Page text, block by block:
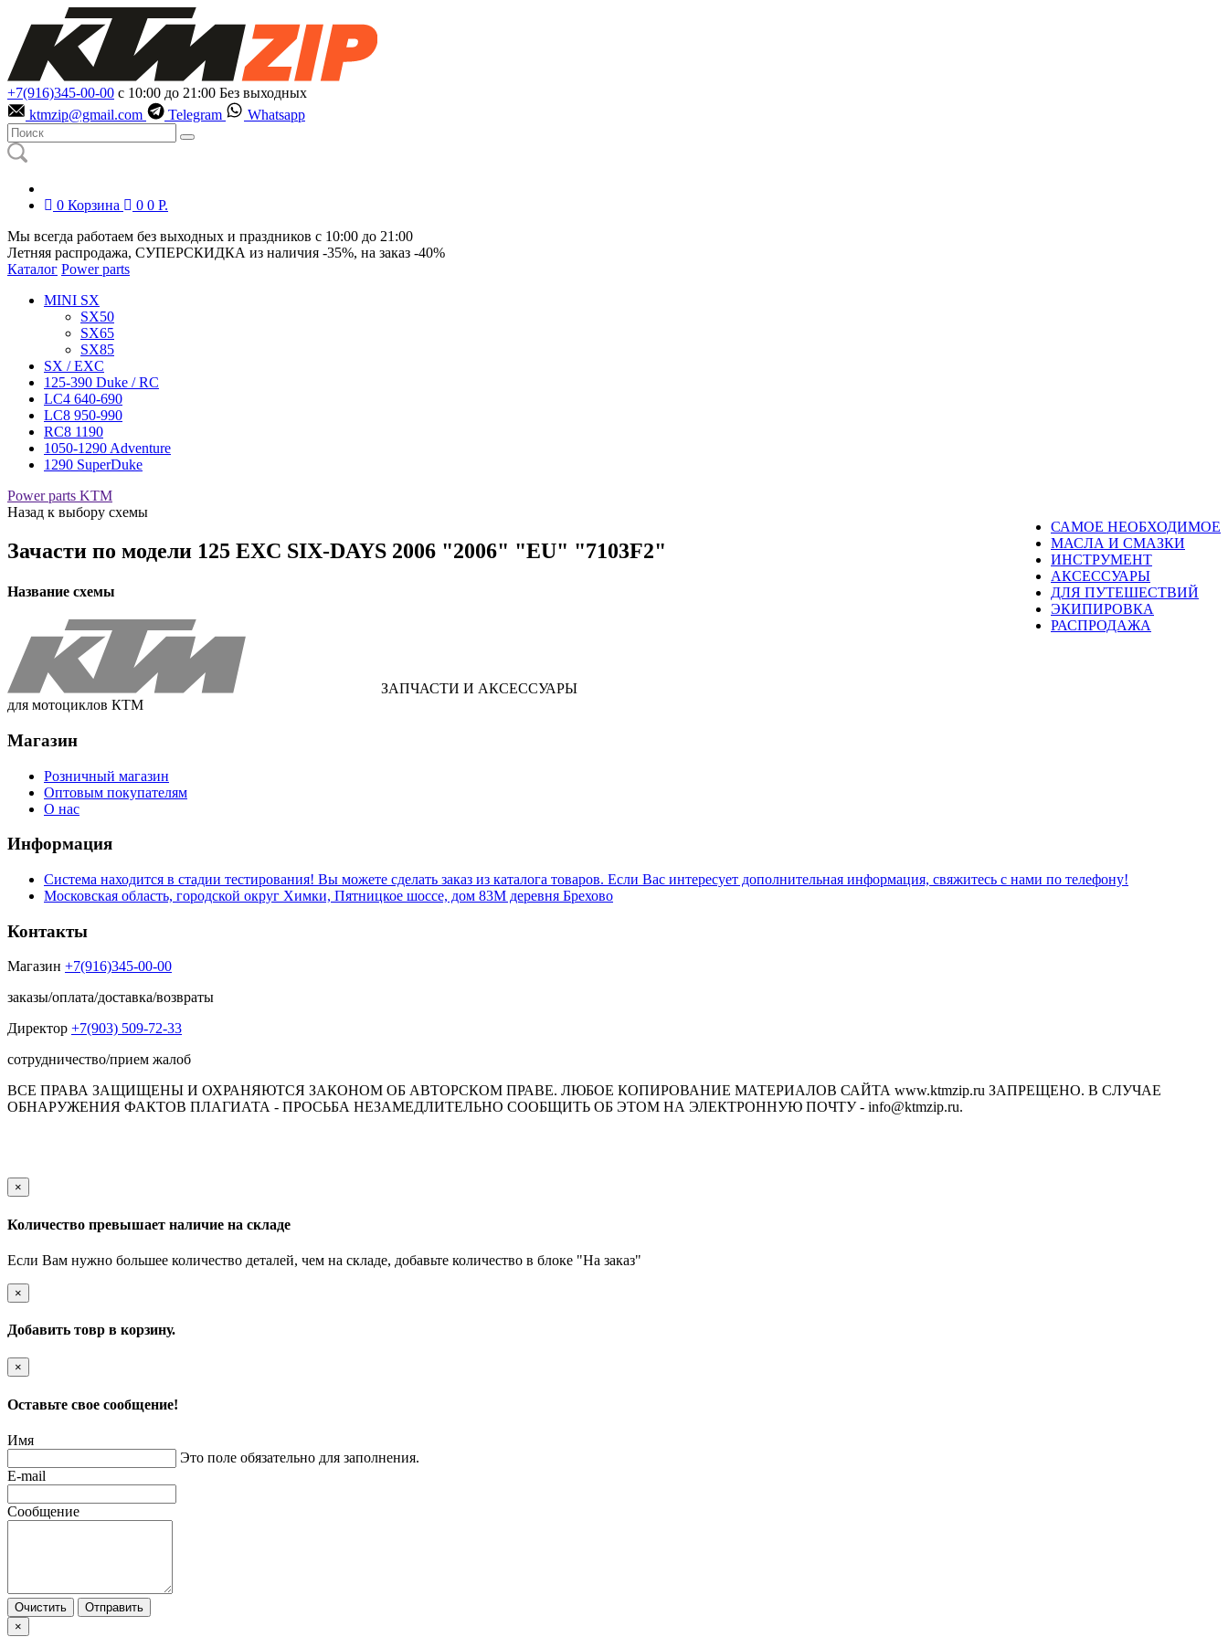
+7(916)345-00-00 с 10:00 до 21:00 Без выходных
ktmzip@gmail.com
Telegram Whatsapp
0 Корзина 0 0 Р.
Мы всегда работаем без выходных и праздников с 10:00 до 21:00
Летняя распродажа, СУПЕРСКИДКА из наличия -35%, на заказ -40%
Каталог Power parts
MINI SX
SX50
SX65
SX85
SX / EXC
125-390 Duke / RC
LC4 640-690
LC8 950-990
RC8 1190
1050-1290 Adventure
1290 SuperDuke
Power parts KTM
САМОЕ НЕОБХОДИМОЕ
МАСЛА И СМАЗКИ
ИНСТРУМЕНТ
АКСЕССУАРЫ
ДЛЯ ПУТЕШЕСТВИЙ
ЭКИПИРОВКА
РАСПРОДАЖА
Назад к выбору схемы
Зачасти по модели 125 EXC SIX-DAYS 2006 "2006" "EU" "7103F2"
Название схемы
ЗАПЧАСТИ И АКСЕССУАРЫ
для мотоциклов КТМ
Магазин
Розничный магазин
Оптовым покупателям
О нас
Информация
Система находится в стадии тестирования! Вы можете сделать заказ из каталога товаров. Если Вас интересует дополнительная информация, свяжитесь с нами по телефону!
Московская область, городской округ Химки, Пятницкое шоссе, дом 83М деревня Брехово
Контакты
Магазин +7(916)345-00-00
заказы/оплата/доставка/возвраты
Директор +7(903) 509-72-33
сотрудничество/прием жалоб
ВСЕ ПРАВА ЗАЩИЩЕНЫ И ОХРАНЯЮТСЯ ЗАКОНОМ ОБ АВТОРСКОМ ПРАВЕ. ЛЮБОЕ КОПИРОВАНИЕ МАТЕРИАЛОВ САЙТА www.ktmzip.ru ЗАПРЕЩЕНО. В СЛУЧАЕ
ОБНАРУЖЕНИЯ ФАКТОВ ПЛАГИАТА - ПРОСЬБА НЕЗАМЕДЛИТЕЛЬНО СООБЩИТЬ ОБ ЭТОМ НА ЭЛЕКТРОННУЮ ПОЧТУ - info@ktmzip.ru.
×
Количество превышает наличие на складе
Если Вам нужно большее количество деталей, чем на складе, добавьте количество в блоке "На заказ"
×
Добавить товр в корзину.
×
Оставьте свое сообщение!
Имя
Это поле обязательно для заполнения.
E-mail
Сообщение
Очистить
Отправить
×